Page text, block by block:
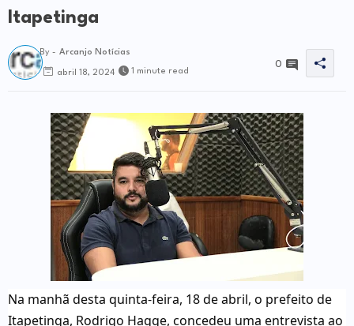
Itapetinga
By - Arcanjo Notícias
abril 18, 2024 1 minute read
0
Na manhã desta quinta-feira, 18 de abril, o prefeito de
Itapetinga, Rodrigo Hagge, concedeu uma entrevista ao